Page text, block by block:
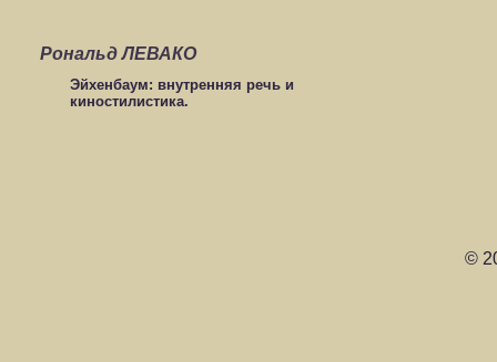
Рональд ЛЕВАКО
Эйхенбаум: внутренняя речь и
киностилистика.
©